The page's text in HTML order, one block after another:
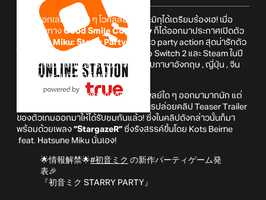
งานนี้บอกเลยว่าแฟน ๆ โวคัลลอยด์และมิกุได้เตรียมร้องเฮ! เมื่อ
ล่าสุดนั้นทาง Good Smile Company ก็ได้ออกมาประกาศเปิดตัว
Hatsune Miku: Starry Partyเกมแนว party action สุดน่ารักตัว
ใหม่ ! โดยมีกำหนดจะลงให้กับ Nintendo Switch 2 และ Steam ในปี
2027 นี้! ตัวเกมนั้นมีการเผยว่าจะรองรับภาษาอังกฤษ , ญี่ปุ่น , จีน
ตัวเต็ม และจีนตัวย่อด้วยกัน
ทั้งนี้แม้ว่าจะยังไม่มีการเผยข้อมูลเกมเพลย์ใด ๆ ออกมามากนัก แต่
ก็ได้มีการปล่อยคลิป Teaser Trailer
ของตัวเกมออกมาให้ได้รับชมกันแล้ว! ซึ่งในคลิปดังกล่าวนั้นก็มา
พร้อมด้วยเพลง ”StargazeR” ซึ่งรังสรรค์ขึ้นโดย Kots Beirne
feat. Hatsune Miku นั่นเอง!
🌟情報解禁🌟#初音ミク の新作パーティゲーム発
表🎉
『初音ミク STARRY PARTY』